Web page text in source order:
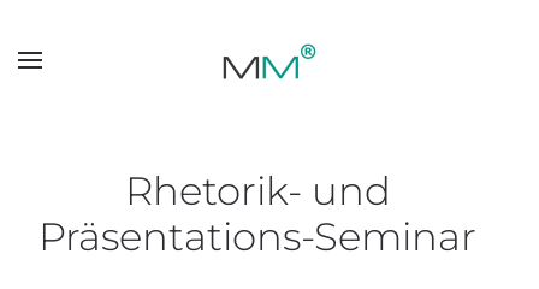
Skip to main content
Rhetorik- und
Präsentations-Seminar